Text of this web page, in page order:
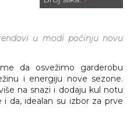
u modi počinju novu
da osvežimo garderobu
i energiju nove sezone.
na snazi i dodaju kul notu
da, idealan su izbor za prve